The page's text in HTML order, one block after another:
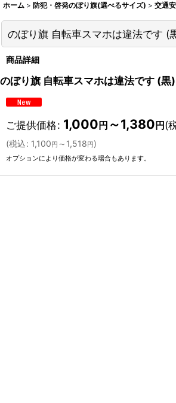
ホーム > 防犯・啓発のぼり旗(選べるサイズ) > 交通
のぼり旗 自転車スマホは違法です (
商品詳細
のぼり旗 自転車スマホは違法です (黒)
ご提供価格: 1,000 円 ～1,380 円 (
(税込: 1,100円 ～1,518円)
オプションにより価格が変わる場合もあります。